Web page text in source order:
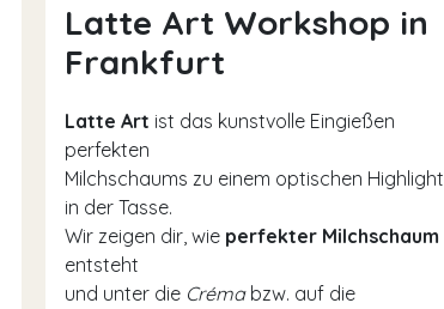
Latte Art Workshop in
Frankfurt
Latte Art ist das kunstvolle Eingießen
perfekten
Milchschaums zu einem optischen Highlight
in der Tasse.
Wir zeigen dir, wie perfekter Milchschaum
entsteht
und unter die Crémabzw. auf die